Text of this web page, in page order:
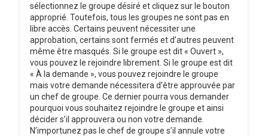
sélectionnez le groupe désiré et cliquez sur le bouton
approprié. Toutefois, tous les groupes ne sont pas en
libre accès. Certains peuvent nécessiter une
approbation, certains sont fermés et d’autres peuvent
même être masqués. Si le groupe est dit « Ouvert »,
vous pouvez le rejoindre librement. Si le groupe est dit
« À la demande », vous pouvez rejoindre le groupe
mais votre demande nécessitera d’être approuvée par
un chef de groupe. Ce dernier pourra vous demander
pourquoi vous souhaitez rejoindre le groupe et ainsi
décider s’il approuvera ou non votre demande.
N’importunez pas le chef de groupe s’il annule votre